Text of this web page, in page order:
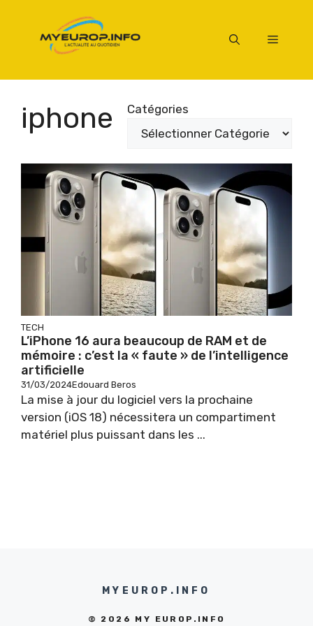
contenu
Menu
iphone Catégories
TECH
L’iPhone 16 aura beaucoup de RAM et de
mémoire : c’est la « faute » de l’intelligence
artificielle
31/03/2024Edouard Beros
La mise à jour du logiciel vers la prochaine
version (iOS 18) nécessitera un compartiment
matériel plus puissant dans les ...
MYEUROP.INFO
© 2026 MY EUROP.INFO